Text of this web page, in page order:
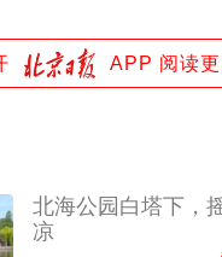
APP 阅读更
北海公园白塔下，
凉